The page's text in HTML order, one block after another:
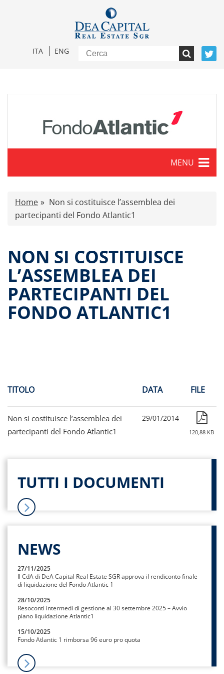
ITA ENG
MENU
Caratteristiche
Comunicati stampa
Documenti di offerta
Relazioni di gestione e Resoconti intermedi
Governance
Assemblee
Proroga del fondo
Home
Non si costituisce l’assemblea dei
partecipanti del Fondo Atlantic1
NON SI COSTITUISCE
L’ASSEMBLEA DEI
PARTECIPANTI DEL
FONDO ATLANTIC1
TITOLO DATA FILE
Non si costituisce l’assemblea dei
partecipanti del Fondo Atlantic1
29/01/2014
120,88 KB
TUTTI I DOCUMENTI
NEWS
27/11/2025
Il CdA di DeA Capital Real Estate SGR approva il rendiconto finale
di liquidazione del Fondo Atlantic 1
28/10/2025
Resoconti intermedi di gestione al 30 settembre 2025 – Avvio
piano liquidazione Atlantic1
15/10/2025
Fondo Atlantic 1 rimborsa 96 euro pro quota